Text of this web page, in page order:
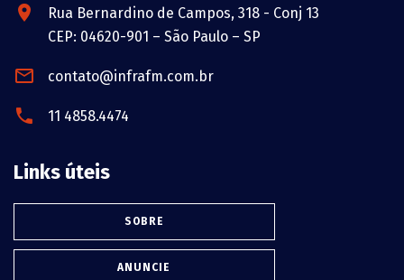
Rua Bernardino de Campos, 318 - Conj 13
CEP: 04620-901 – São Paulo – SP
contato@infrafm.com.br
11 4858.4474
Links úteis
SOBRE
ANUNCIE